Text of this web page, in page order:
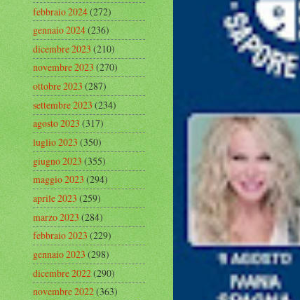
febbraio 2024(272)
gennaio 2024(236)
dicembre 2023(210)
novembre 2023(270)
ottobre 2023(287)
settembre 2023(234)
agosto 2023(317)
luglio 2023(350)
giugno 2023(355)
maggio 2023(294)
aprile 2023(259)
marzo 2023(284)
febbraio 2023(229)
gennaio 2023(298)
dicembre 2022(290)
novembre 2022(363)